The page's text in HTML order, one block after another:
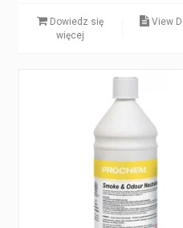
Dowiedz się
więcej
View